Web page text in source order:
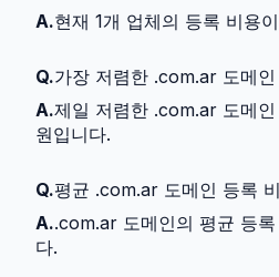
A.현재 1개 업체의 등록 비용
Q.가장 저렴한 .com.ar 도메
A.제일 저렴한 .com.ar 도메
원입니다.
Q.평균 .com.ar 도메인 등록
A..com.ar 도메인의 평균 등
다.